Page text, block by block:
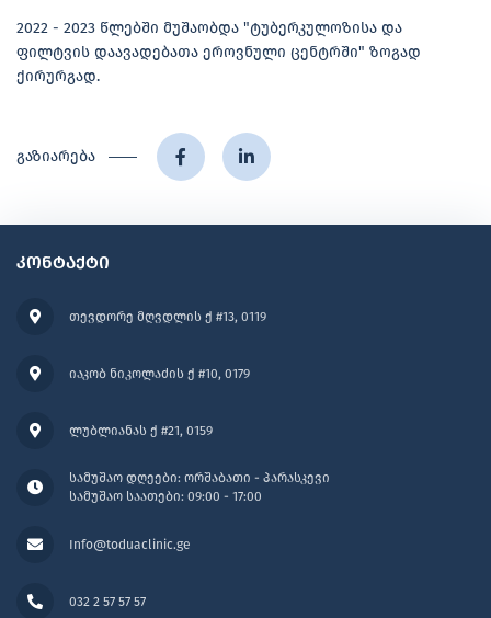
2022 - 2023 წლებში მუშაობდა "ტუბერკულოზისა და
ფილტვის დაავადებათა ეროვნული ცენტრში" ზოგად
ქირურგად.
გაზიარება
კონტაქტი
თევდორე მღვდლის ქ #13, 0119
სამუშაო დღეები: ორშაბათი - პარასკევი
სამუშაო საათები: 09:00 - 17:00
იაკობ ნიკოლაძის ქ #10, 0179
Info@toduaclinic.ge
ლუბლიანას ქ #21, 0159
032 2 57 57 57